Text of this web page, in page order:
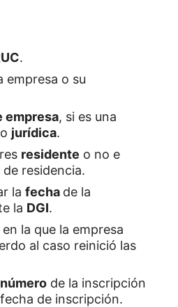
.
empresa o su
empresa, si es una
o jurídica.
residente o no e
de residencia.
la fecha de la
la DGI.
en la que la empresa
al caso reinició las
número de la inscripción
de inscripción.